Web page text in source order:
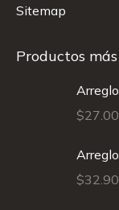
Sitemap
Productos
$27.00
$32.90